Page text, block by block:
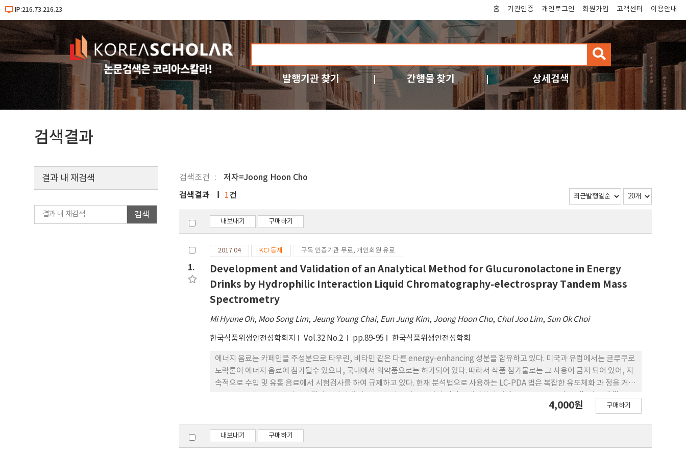
IP:216.73.216.23 홈 기관인증 개인로그인 회원가입 고객센터 이용안내
검
색
발행기관 찾기 간행물 찾기 상세검색
검색결과
검색조건 저자=Joong Hoon Cho
결과 내 재검색
검색
검색결과 1건
내보내기 구매하기
1.
2017.04 KCI 등재 구독 인증기관 무료, 개인회원 유료
Development and Validation of an Analytical Method for Glucuronolactone in Energy
Drinks by Hydrophilic Interaction Liquid Chromatography-electrospray Tandem Mass
Spectrometry
Mi Hyune Oh, Moo Song Lim, Jeung Young Chai, Eun Jung Kim, Joong Hoon Cho, Chul Joo Lim, Sun Ok Choi
한국식품위생안전성학회지 Vol.32 No.2 pp.89-95 한국식품위생안전성학회
에너지 음료는 카페인을 주성분으로 타우린, 비타민 같은 다른 energy-enhancing 성분을 함유하고 있다. 미국과 유럽에서는 글루쿠로
노락톤이 에너지 음료에 첨가될수 있으나, 국내에서 의약품으로는 허가되어 있다. 따라서 식품 첨가물로는 그 사용이 금지 되어 있어, 지
속적으로 수입 및 유통 음료에서 시험검사를 하여 규제하고 있다. 현재 분석법으로 사용하는 LC-PDA 법은 복잡한 유도체화 과 정을 거치
interaction liquid chromatography coupled to electrospray ionization tandem mass spectrometry) 를 이용한 분석법을
가이드라인에 부합되는 결과를 얻었다.
4,000원 구매하기
내보내기 구매하기